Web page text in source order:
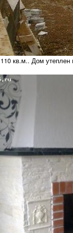
кв.м.. Дом утеплен